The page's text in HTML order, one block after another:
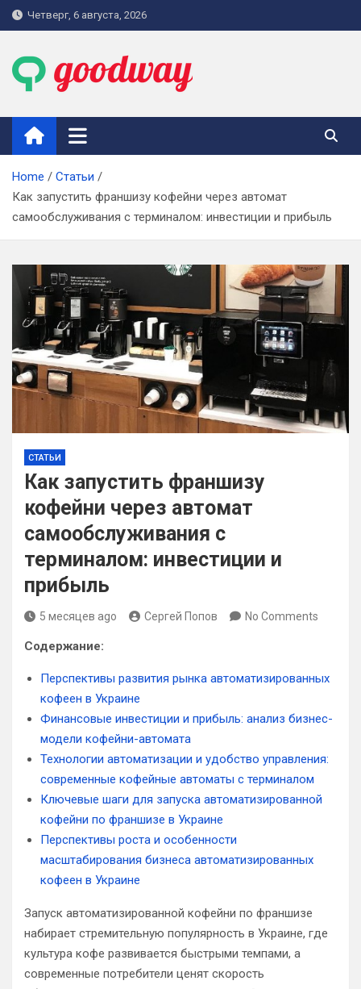
Skip
to
Четверг, 6 августа, 2026
goodway.com.ua
Home
Статьи
Как запустить франшизу кофейни через автомат
самообслуживания с терминалом: инвестиции и прибыль
СТАТЬИ
Как запустить франшизу
кофейни через автомат
самообслуживания с
терминалом: инвестиции и
прибыль
5 месяцев ago Сергей Попов No Comments
Содержание:
Перспективы развития рынка автоматизированных
кофеен в Украине
Финансовые инвестиции и прибыль: анализ бизнес-
модели кофейни-автомата
Технологии автоматизации и удобство управления:
современные кофейные автоматы с терминалом
Ключевые шаги для запуска автоматизированной
кофейни по франшизе в Украине
Перспективы роста и особенности
масштабирования бизнеса автоматизированных
кофеен в Украине
Запуск автоматизированной кофейни по франшизе
набирает стремительную популярность в Украине, где
культура кофе развивается быстрыми темпами, а
современные потребители ценят скорость